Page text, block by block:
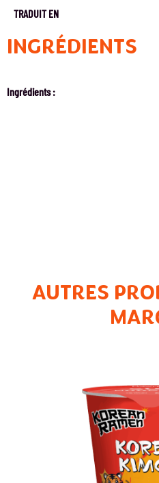
TRADUIT EN
INGRÉDIENTS
Ingrédients :
AUTRES